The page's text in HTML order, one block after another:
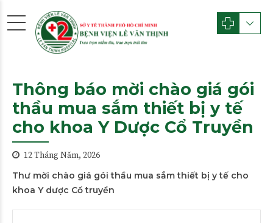
Thông báo mời chào giá gói
thầu mua sắm thiết bị y tế
cho khoa Y Dược Cổ Truyền
12 Tháng Năm, 2026
Thư mời chào giá gói thầu mua sắm thiết bị y tế cho
khoa Y dược Cổ truyền